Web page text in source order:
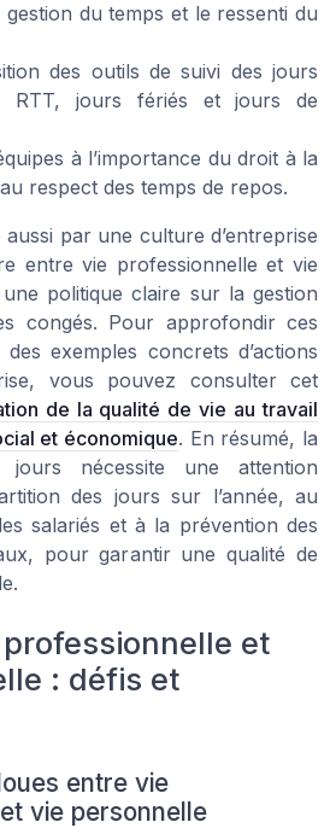
du temps et le ressenti du
des outils de suivi des jours
RTT, jours fériés et jours de
à l’importance du droit à la
respect des temps de repos.
par une culture d’entreprise
entre vie professionnelle et vie
politique claire sur la gestion
congés. Pour approfondir ces
exemples concrets d’actions
vous pouvez consulter cet
de la qualité de vie au travail
et économique. En résumé, la
nécessite une attention
des jours sur l’année, au
salariés et à la prévention des
pour garantir une qualité de
et
: défis et
entre vie
vie personnelle